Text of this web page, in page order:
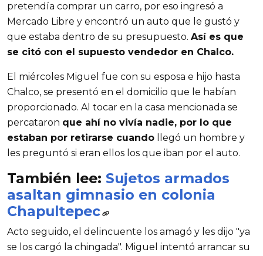
pretendía comprar un carro, por eso ingresó a
Mercado Libre y encontró un auto que le gustó y
que estaba dentro de su presupuesto. Así es que
se citó con el supuesto vendedor en Chalco.
El miércoles Miguel fue con su esposa e hijo hasta
Chalco, se presentó en el domicilio que le habían
proporcionado. Al tocar en la casa mencionada se
percataron que ahí no vivía nadie, por lo que
estaban por retirarse cuando llegó un hombre y
les preguntó si eran ellos los que iban por el auto.
También lee: Sujetos armados
asaltan gimnasio en colonia
Chapultepec
Acto seguido, el delincuente los amagó y les dijo "ya
se los cargó la chingada". Miguel intentó arrancar su